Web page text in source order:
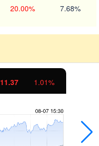
20.00% 7.68%
11.37 1.01%